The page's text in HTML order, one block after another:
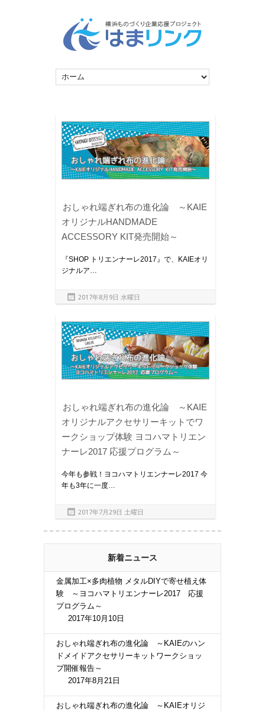
おしゃれ端ぎれ布の進化論 ～KAIE
オリジナルHANDMADE
ACCESSORY KIT発売開始～
『SHOP トリエンナーレ2017』で、KAIEオリ
ジナルア…
2017年8月9日 水曜日
おしゃれ端ぎれ布の進化論 ～KAIE
オリジナルアクセサリーキットでワ
ークショップ体験 ヨコハマトリエン
ナーレ2017 応援プログラム～
今年も参戦！ヨコハマトリエンナーレ2017 今
年も3年に一度…
2017年7月29日 土曜日
新着ニュース
金属加工×多肉植物 メタルDIYで寄せ植え体
験 ～ヨコハマトリエンナーレ2017 応援
プログラム～
2017年10月10日
おしゃれ端ぎれ布の進化論 ～KAIEのハン
ドメイドアクセサリーキットワークショッ
プ開催報告～
2017年8月21日
おしゃれ端ぎれ布の進化論 ～KAIEオリジ